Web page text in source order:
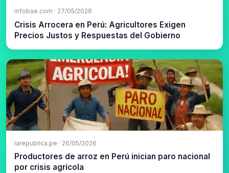
infobae.com · 27/05/2026
Crisis Arrocera en Perú: Agricultores Exigen
Precios Justos y Respuestas del Gobierno
larepublica.pe · 26/05/2026
Productores de arroz en Perú inician paro nacional
por crisis agrícola